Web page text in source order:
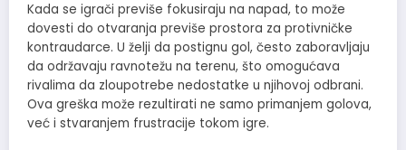
Kada se igrači previše fokusiraju na napad, to može
dovesti do otvaranja previše prostora za protivničke
kontraudarce. U želji da postignu gol, često zaboravljaju
da održavaju ravnotežu na terenu, što omogućava
rivalima da zloupotrebe nedostatke u njihovoj odbrani.
Ova greška može rezultirati ne samo primanjem golova,
već i stvaranjem frustracije tokom igre.